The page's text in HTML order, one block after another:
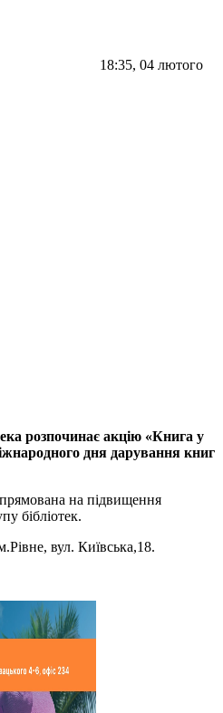
18:35, 04 лютого
розпочинає акцію «Книга у
дня дарування книг
на підвищення
бібліотек.
вул. Київська,18.